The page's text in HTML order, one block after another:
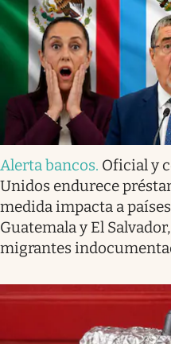
Alerta bancos. Oficial y
Unidos endurece
medida impacta a
Guatemala y El
migrantes